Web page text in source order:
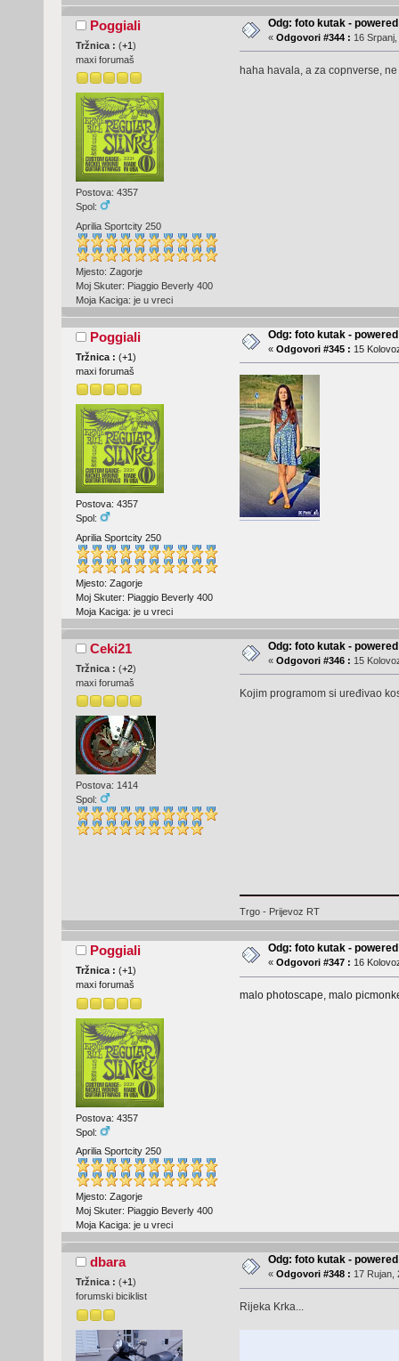
Poggiali
Tržnica : (+1)
maxi forumaš
Postova: 4357
Spol:
Aprilia Sportcity 250
Mjesto: Zagorje
Moj Skuter: Piaggio Beverly 400
Moja Kaciga: je u vreci
Odg: foto kutak -
« Odgovori #344 : 16
haha havala, a za copnverse,
Poggiali
Tržnica : (+1)
maxi forumaš
Postova: 4357
Spol:
Aprilia Sportcity 250
Mjesto: Zagorje
Moj Skuter: Piaggio Beverly 400
Moja Kaciga: je u vreci
Odg: foto kutak -
« Odgovori #345 : 15
Ceki21
Tržnica : (+2)
maxi forumaš
Postova: 1414
Spol:
Odg: foto kutak -
« Odgovori #346 : 15
Kojim programom si uređivao
Trgo - Prijevoz RT
Poggiali
Tržnica : (+1 )
maxi forumaš
Postova: 4357
Spol:
Aprilia Sportcity 250
Mjesto: Zagorje
Moj Skuter: Piaggio Beverly 400
Moja Kaciga: je u vreci
Odg: foto kutak -
« Odgovori #347 : 16
malo photoscape, malo
dbara
Tržnica : (+1 )
forumski biciklist
Odg: foto kutak -
« Odgovori #348 : 17 Rujan,
Rijeka Krka...